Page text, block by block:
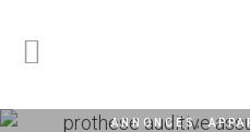
ANNONCES,